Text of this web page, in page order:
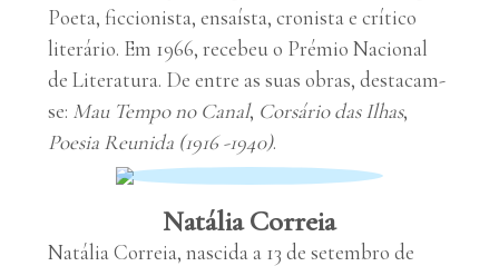
Poeta, ficcionista, ensaísta, cronista e crítico
literário. Em 1966, recebeu o Prémio Nacional
de Literatura. De entre as suas obras, destacam-
se: Mau Tempo no Canal, Corsário das Ilhas,
Poesia Reunida (1916 -1940).
Natália Correia
Natália Correia, nascida a 13 de setembro de